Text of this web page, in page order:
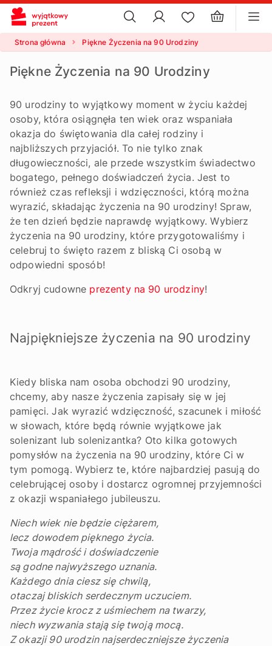
×
Strona główna Piękne Życzenia na 90 Urodziny
Piękne Życzenia na 90 Urodziny
90 urodziny to wyjątkowy moment w życiu każdej
osoby, która osiągnęła ten wiek oraz wspaniała
okazja do świętowania dla całej rodziny i
najbliższych przyjaciół. To nie tylko znak
długowieczności, ale przede wszystkim świadectwo
bogatego, pełnego doświadczeń życia. Jest to
również czas refleksji i wdzięczności, którą można
wyrazić, składając życzenia na 90 urodziny! Spraw,
że ten dzień będzie naprawdę wyjątkowy. Wybierz
życzenia na 90 urodziny, które przygotowaliśmy i
celebruj to święto razem z bliską Ci osobą w
odpowiedni sposób!
Odkryj cudowne prezenty na 90 urodziny!
Najpiękniejsze życzenia na 90 urodziny
Kiedy bliska nam osoba obchodzi 90 urodziny,
chcemy, aby nasze życzenia zapisały się w jej
pamięci. Jak wyrazić wdzięczność, szacunek i miłość
w słowach, które będą równie wyjątkowe jak
solenizant lub solenizantka? Oto kilka gotowych
pomysłów na życzenia na 90 urodziny, które Ci w
tym pomogą. Wybierz te, które najbardziej pasują do
celebrującej osoby i dostarcz ogromnej przyjemności
z okazji wspaniałego jubileuszu.
Niech wiek nie będzie ciężarem,
lecz dowodem pięknego życia.
Twoja mądrość i doświadczenie
są godne najwyższego uznania.
Każdego dnia ciesz się chwilą,
otaczaj bliskich serdecznym uczuciem.
Przez życie krocz z uśmiechem na twarzy,
niech wyzwania stają się twoją mocą.
Z okazji 90 urodzin najserdeczniejsze życzenia
ustawienia plików cookie
×